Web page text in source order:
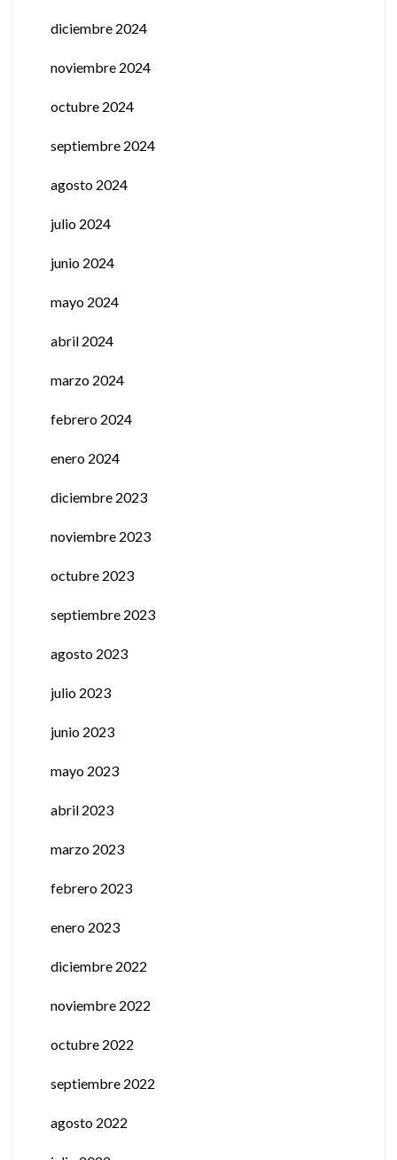
diciembre 2024
noviembre 2024
octubre 2024
septiembre 2024
agosto 2024
julio 2024
junio 2024
mayo 2024
abril 2024
marzo 2024
febrero 2024
enero 2024
diciembre 2023
noviembre 2023
octubre 2023
septiembre 2023
agosto 2023
julio 2023
junio 2023
mayo 2023
abril 2023
marzo 2023
febrero 2023
enero 2023
diciembre 2022
noviembre 2022
octubre 2022
septiembre 2022
agosto 2022